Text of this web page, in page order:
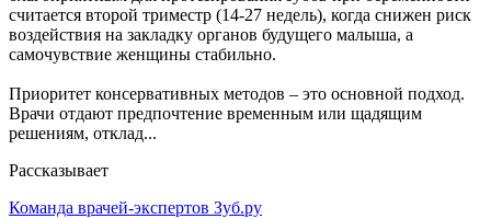
считается второй триместр (14-27 недель), когда снижен риск
воздействия на закладку органов будущего малыша, а
самочувствие женщины стабильно.
Приоритет консервативных методов – это основной подход.
Врачи отдают предпочтение временным или щадящим
решениям, отклад...
Рассказывает
Команда врачей-экспертов Зуб.ру